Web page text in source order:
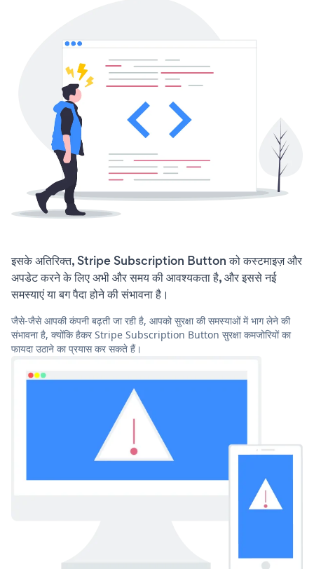
इसके अतिरिक्त, Stripe Subscription Button को कस्टमाइज़ और
अपडेट करने के लिए अभी और समय की आवश्यकता है, और इससे नई
समस्याएं या बग पैदा होने की संभावना है।
जैसे-जैसे आपकी कंपनी बढ़ती जा रही है, आपको सुरक्षा की समस्याओं में भाग लेने की
संभावना है, क्योंकि हैकर Stripe Subscription Button सुरक्षा कमजोरियों का
फायदा उठाने का प्रयास कर सकते हैं।